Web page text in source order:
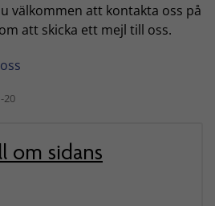
välkommen att kontakta oss på
att skicka ett mejl till oss.
20
om sidans